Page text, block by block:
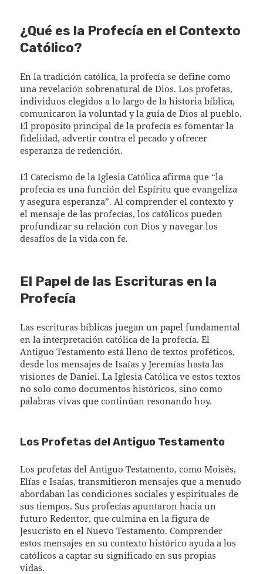
¿Qué es la Profecía en el Contexto
Católico?
En la tradición católica, la profecía se define como
una revelación sobrenatural de Dios. Los profetas,
individuos elegidos a lo largo de la historia bíblica,
comunicaron la voluntad y la guía de Dios al pueblo.
El propósito principal de la profecía es fomentar la
fidelidad, advertir contra el pecado y ofrecer
esperanza de redención.
El Catecismo de la Iglesia Católica afirma que “la
profecía es una función del Espíritu que evangeliza
y asegura esperanza”. Al comprender el contexto y
el mensaje de las profecías, los católicos pueden
profundizar su relación con Dios y navegar los
desafíos de la vida con fe.
El Papel de las Escrituras en la
Profecía
Las escrituras bíblicas juegan un papel fundamental
en la interpretación católica de la profecía. El
Antiguo Testamento está lleno de textos proféticos,
desde los mensajes de Isaías y Jeremías hasta las
visiones de Daniel. La Iglesia Católica ve estos textos
no solo como documentos históricos, sino como
palabras vivas que continúan resonando hoy.
Los Profetas del Antiguo Testamento
Los profetas del Antiguo Testamento, como Moisés,
Elías e Isaías, transmitieron mensajes que a menudo
abordaban las condiciones sociales y espirituales de
sus tiempos. Sus profecías apuntaron hacia un
futuro Redentor, que culmina en la figura de
Jesucristo en el Nuevo Testamento. Comprender
estos mensajes en su contexto histórico ayuda a los
católicos a captar su significado en sus propias
vidas.